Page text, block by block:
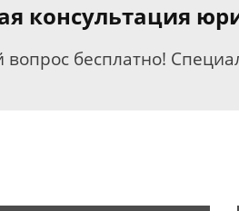
консультация
вопрос бесплатно!